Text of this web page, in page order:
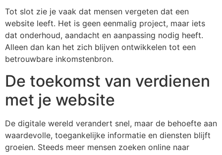
Tot slot zie je vaak dat mensen vergeten dat een
website leeft. Het is geen eenmalig project, maar iets
dat onderhoud, aandacht en aanpassing nodig heeft.
Alleen dan kan het zich blijven ontwikkelen tot een
betrouwbare inkomstenbron.
De toekomst van verdienen
met je website
De digitale wereld verandert snel, maar de behoefte aan
waardevolle, toegankelijke informatie en diensten blijft
groeien. Steeds meer mensen zoeken online naar